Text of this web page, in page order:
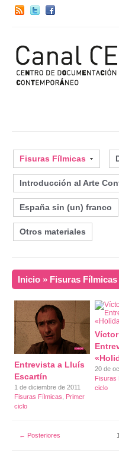
Fisuras Fílmicas
Introducción al Arte
España sin (un) franco
Otros materiales
Inicio » Fisuras Fílmicas
Entrevista a Lluís
Escartín
1 de diciembre de 2011
Fisuras Fílmicas
Primer
ciclo
20 de
Fisuras
ciclo
← Posteriores 1